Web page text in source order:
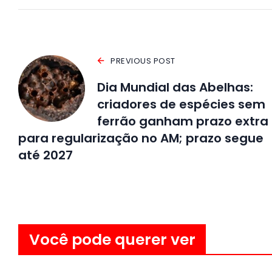
PREVIOUS POST
Dia Mundial das Abelhas:
criadores de espécies sem
ferrão ganham prazo extra
para regularização no AM; prazo segue
até 2027
Você pode querer ver